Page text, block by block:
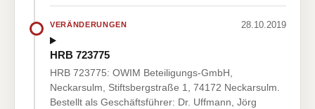
VERÄNDERUNGEN 28.10.2019
HRB 723775
HRB 723775: OWIM Beteiligungs-GmbH,
Neckarsulm, Stiftsbergstraße 1, 74172 Neckarsulm.
Bestellt als Geschäftsführer: Dr. Uffmann, Jörg